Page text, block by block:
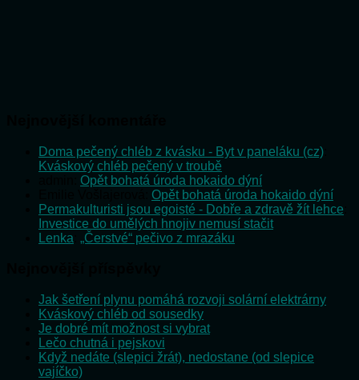
Doma pečený chléb z kvásku - Byt v paneláku (cz)
Kváskový chléb pečený v troubě
Opět bohatá úroda hokaido dýní
Opět bohatá úroda hokaido dýní
Permakulturisti jsou egoisté - Dobře a zdravě žít lehce
Investice do umělých hnojiv nemusí stačit
Lenka „Čerstvé“ pečivo z mrazáku
Jak šetření plynu pomáhá rozvoji solární elektrárny
Kváskový chléb od sousedky
Je dobré mít možnost si vybrat
Lečo chutná i pejskovi
Když nedáte (slepici žrát), nedostane (od slepice
vajíčko)